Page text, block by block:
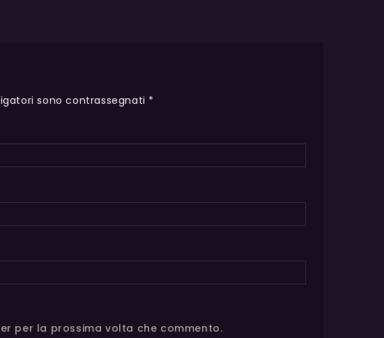
sono contrassegnati *
per la prossima volta che commento.